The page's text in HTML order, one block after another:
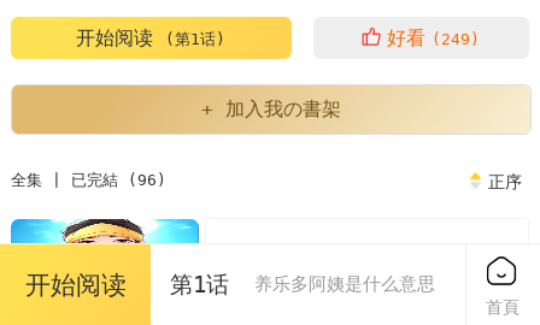
痒乐多阿姨漫画漫画画免费读土豪版 养乐多阿姨
养乐多阿姨是什么意思
痒乐多阿姨漫画 痒乐多阿姨漫画免费
看痒乐多阿姨漫画末删减版 痒乐多阿姨免费
开始阅读 (第1话) 好看 (249)
+ 加入我の書架
全集 | 已完結 (96) 正序
2024/05/26
免费
开始阅读 第1话 养乐多阿姨是什么意思
首頁